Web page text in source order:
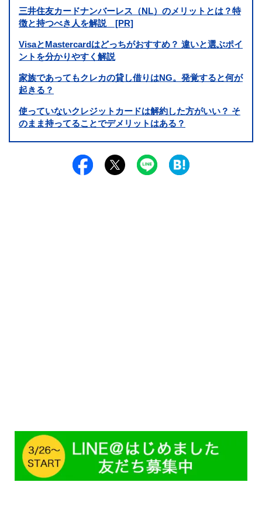
三井住友カードナンバーレス（NL）のメリットとは？特
徴と持つべき人を解説 [PR]
VisaとMastercardはどっちがおすすめ？ 違いと選ぶポイ
ントを分かりやすく解説
家族であってもクレカの貸し借りはNG。発覚すると何が
起きる？
使っていないクレジットカードは解約した方がいい？ そ
のまま持ってることでデメリットはある？